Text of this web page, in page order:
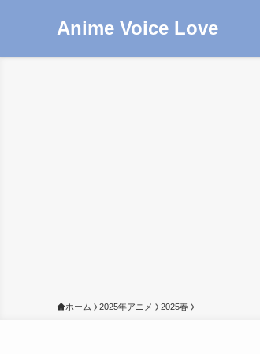
Anime Voice Love
ホーム 2025年アニメ 2025春